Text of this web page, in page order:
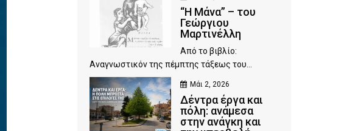
“Η Μάνα” – του
Γεώργιου
Μαρτινέλλη
Από το βιβλίο:
Αναγνωστικόν της πέμπτης τάξεως του...
Μάι 2, 2026
Δέντρα έργα και
πόλη: ανάμεσα
στην ανάγκη και